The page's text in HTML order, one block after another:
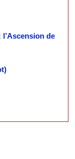
l’Ascension de